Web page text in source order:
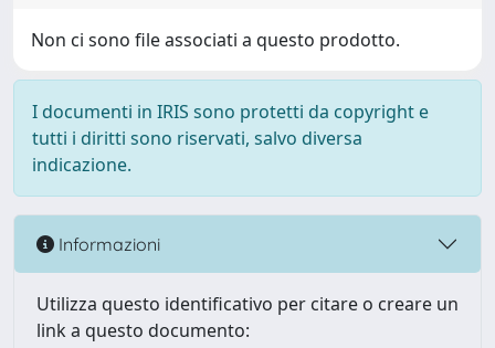
Non ci sono file associati a questo prodotto.
I documenti in IRIS sono protetti da copyright e
tutti i diritti sono riservati, salvo diversa
indicazione.
Informazioni
Utilizza questo identificativo per citare o creare un
link a questo documento: